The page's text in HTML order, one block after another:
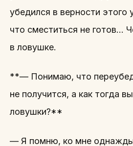
убедился в верности этого
что сместиться не готов…
в ловушке.
**— Понимаю, что
не получится, а как тогда
ловушки?**
— Я помню, ко мне